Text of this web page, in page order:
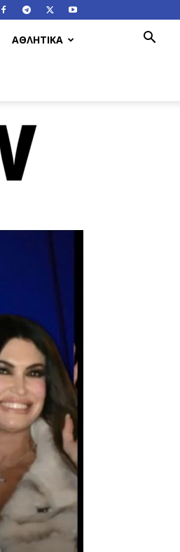
ΑΘΛΗΤΙΚΑ